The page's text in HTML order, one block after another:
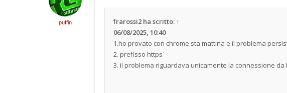
puffin frarossi2 ha scritto: ↑
06/08/2025, 10:40
1.ho provato con chrome sta mattina e il problema
2. prefisso https`
3. il problema riguardava unicamente la connessione